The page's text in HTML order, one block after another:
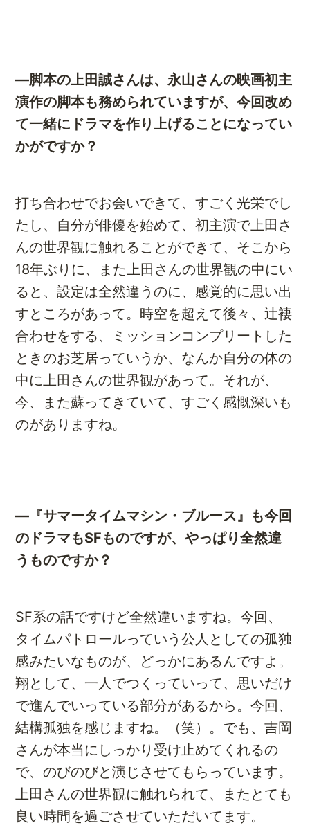
―脚本の上田誠さんは、永山さんの映画初主
演作の脚本も務められていますが、今回改め
て一緒にドラマを作り上げることになってい
かがですか？
打ち合わせでお会いできて、すごく光栄でし
たし、自分が俳優を始めて、初主演で上田さ
んの世界観に触れることができて、そこから
18年ぶりに、また上田さんの世界観の中にい
ると、設定は全然違うのに、感覚的に思い出
すところがあって。時空を超えて後々、辻褄
合わせをする、ミッションコンプリートした
ときのお芝居っていうか、なんか自分の体の
中に上田さんの世界観があって。それが、
今、また蘇ってきていて、すごく感慨深いも
のがありますね。
―『サマータイムマシン・ブルース』も今回
のドラマもSFものですが、やっぱり全然違
うものですか？
SF系の話ですけど全然違いますね。今回、
タイムパトロールっていう公人としての孤独
感みたいなものが、どっかにあるんですよ。
翔として、一人でつくっていって、思いだけ
で進んでいっている部分があるから。今回、
結構孤独を感じますね。（笑）。でも、吉岡
さんが本当にしっかり受け止めてくれるの
で、のびのびと演じさせてもらっています。
上田さんの世界観に触れられて、またとても
良い時間を過ごさせていただいてます。